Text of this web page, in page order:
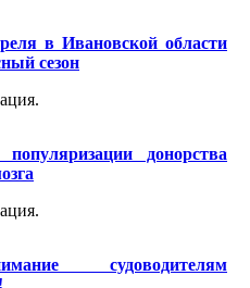
в Ивановской области
сезон
популяризации донорства
судоводителям